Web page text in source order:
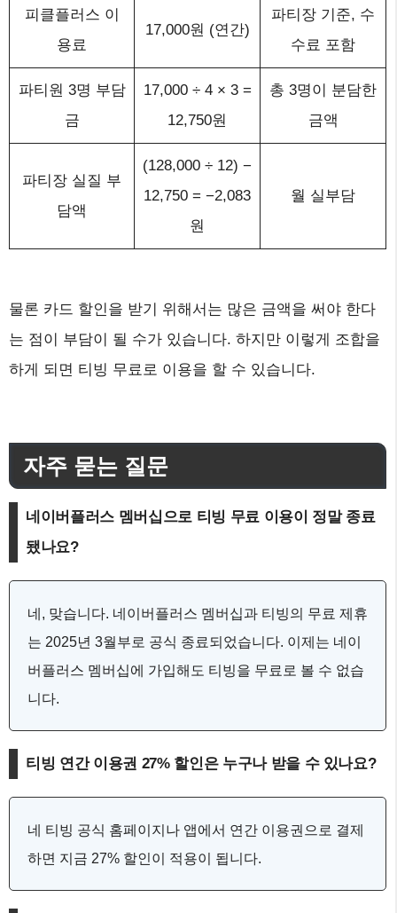
피클플러스 이
용료
17,000원 (연간)
파티장 기준, 수
수료 포함
파티원 3명 부담
금
17,000 ÷ 4 × 3 =
12,750원
총 3명이 분담한
금액
파티장 실질 부
담액
(128,000 ÷ 12) −
12,750 = −2,083
원
월 실부담
물론 카드 할인을 받기 위해서는 많은 금액을 써야 한다
는 점이 부담이 될 수가 있습니다. 하지만 이렇게 조합을
하게 되면 티빙 무료로 이용을 할 수 있습니다.
자주 묻는 질문
네이버플러스 멤버십으로 티빙 무료 이용이 정말 종료
됐나요?
네, 맞습니다. 네이버플러스 멤버십과 티빙의 무료 제휴
는 2025년 3월부로 공식 종료되었습니다. 이제는 네이
버플러스 멤버십에 가입해도 티빙을 무료로 볼 수 없습
니다.
티빙 연간 이용권 27% 할인은 누구나 받을 수 있나요?
네 티빙 공식 홈페이지나 앱에서 연간 이용권으로 결제
하면 지금 27% 할인이 적용이 됩니다.